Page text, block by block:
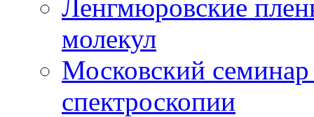
Ленгмюровские
молекул
Московский
спектроскопии